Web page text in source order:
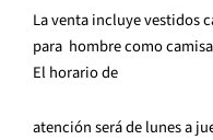
La venta incluye vestidos
para hombre como
El horario de
atención será de lunes a